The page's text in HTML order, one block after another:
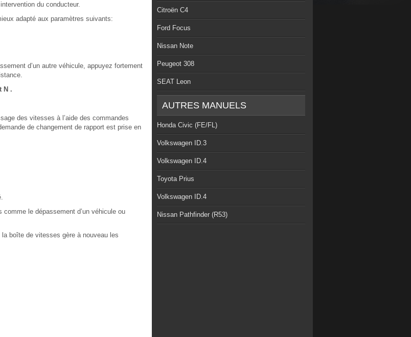
du conducteur.
adapté aux paramètres suivants:
d’un autre véhicule, appuyez fortement
N .
des vitesses à l’aide des commandes
de changement de rapport est prise en
le dépassement d’un véhicule ou
boîte de vitesses gère à nouveau les
Citroën C4
Ford Focus
Nissan Note
Peugeot 308
SEAT Leon
AUTRES MANUELS
Honda Civic (FE/FL)
Volkswagen ID.3
Volkswagen ID.4
Toyota Prius
Volkswagen ID.4
Nissan Pathfinder (R53)